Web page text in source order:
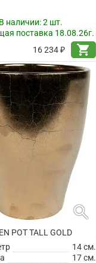
наличии:2 шт.
поставка 18.08.26г.
16 234 ₽
shopping_cart
search
POT TALL GOLD
14 см.
17 см.